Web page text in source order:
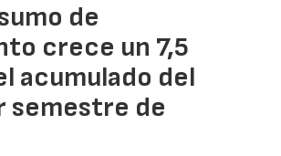
de
crece un 7,5
acumulado del
semestre de